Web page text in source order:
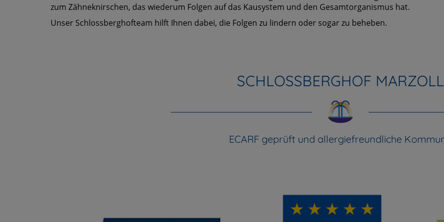
zum Zähneknirschen, das wiederum Folgen auf das Kausystem und den Gesamtorganismus hat.
Unser Schlossberghofteam hilft Ihnen dabei, die Folgen zu lindern oder sogar zu beheben.
SCHLOSSBERGHOF MARZOLL
ECARF geprüft und allergiefreundliche